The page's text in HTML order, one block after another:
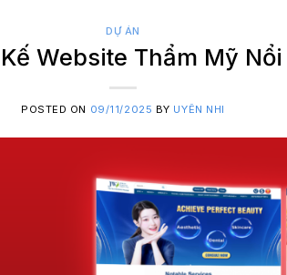
DỰ ÁN
Website Thẩm Mỹ
POSTED ON 09/11/2025 BY UYÊN NHI